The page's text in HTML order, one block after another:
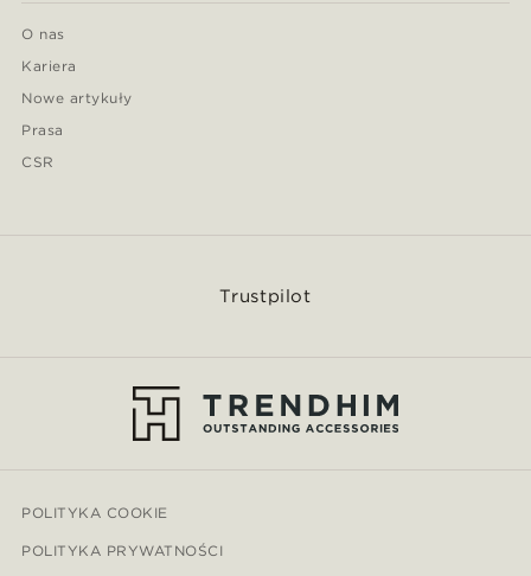
O nas
Kariera
Nowe artykuły
Prasa
CSR
Trustpilot
POLITYKA COOKIE
POLITYKA PRYWATNOŚCI